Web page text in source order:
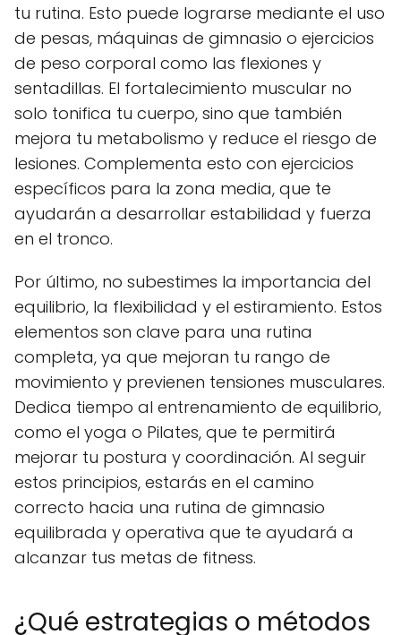
tu rutina. Esto puede lograrse mediante el uso
de pesas, máquinas de gimnasio o ejercicios
de peso corporal como las flexiones y
sentadillas. El fortalecimiento muscular no
solo tonifica tu cuerpo, sino que también
mejora tu metabolismo y reduce el riesgo de
lesiones. Complementa esto con ejercicios
específicos para la zona media, que te
ayudarán a desarrollar estabilidad y fuerza
en el tronco.
Por último, no subestimes la importancia del
equilibrio, la flexibilidad y el estiramiento. Estos
elementos son clave para una rutina
completa, ya que mejoran tu rango de
movimiento y previenen tensiones musculares.
Dedica tiempo al entrenamiento de equilibrio,
como el yoga o Pilates, que te permitirá
mejorar tu postura y coordinación. Al seguir
estos principios, estarás en el camino
correcto hacia una rutina de gimnasio
equilibrada y operativa que te ayudará a
alcanzar tus metas de fitness.
¿Qué estrategias o métodos